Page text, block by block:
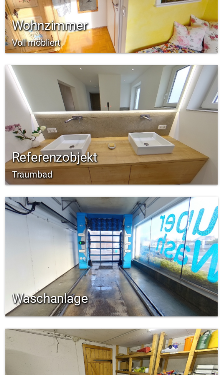
Wohnzimmer
Voll möbliert
Referenzobjekt
Traumbad
Waschanlage